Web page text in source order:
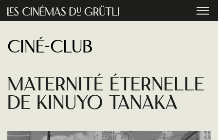
Aller au contenu principal
Ciné-club
Maternité éternelle
de Kinuyo Tanaka